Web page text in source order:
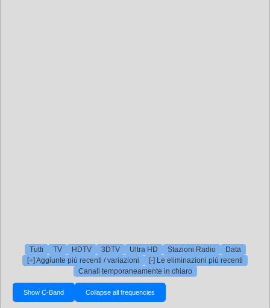
Tutti TV HDTV 3DTV Ultra HD Stazioni Radio
Data
[+] Aggiunte più recenti / variazioni
[-] Le eliminazioni più recenti
Canali temporaneamente in chiaro